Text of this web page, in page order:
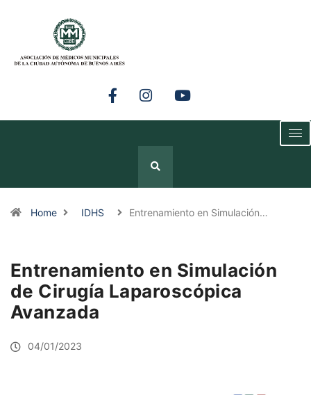
Home IDHS Entrenamiento en Simulación…
Entrenamiento en Simulación
de Cirugía Laparoscópica
Avanzada
04/01/2023